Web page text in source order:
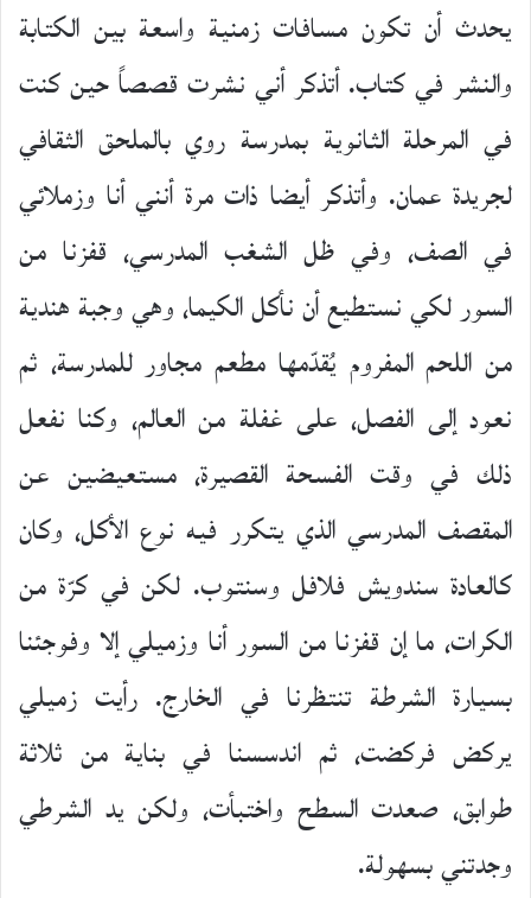
يحدث أن تكون مسافات زمنية واسعة بين الكتابة
والنشر في كتاب. أتذكر أني نشرت قصصاً حين كنت
في المرحلة الثانوية بمدرسة روي بالملحق الثقافي
لجريدة عمان. وأتذكر أيضا ذات مرة أنني أنا وزملائي
في الصف، وفي ظل الشغب المدرسي، قفزنا من
السور لكي نستطيع أن نأكل الكيما، وهي وجبة هندية
من اللحم المفروم يُقدّمها مطعم مجاور للمدرسة، ثم
نعود إلى الفصل، على غفلة من العالم، وكنا نفعل
ذلك في وقت الفسحة القصيرة، مستعيضين عن
المقصف المدرسي الذي يتكرر فيه نوع الأكل، وكان
كالعادة سندويش فلافل وسنتوب. لكن في كرّة من
الكرات، ما إن قفزنا من السور أنا وزميلي إلا وفوجئنا
بسيارة الشرطة تنتظرنا في الخارج. رأيت زميلي
يركض فركضت، ثم اندسسنا في بناية من ثلاثة
طوابق، صعدت السطح واختبأت، ولكن يد الشرطي
وجدتني بسهولة.